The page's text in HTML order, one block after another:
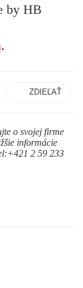
by HB
.
ZDIEĽAŤ
o svojej firme
informácie
2 59 233